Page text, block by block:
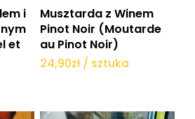
i
et
Dodaj do koszyka
Musztarda z Winem
Pinot Noir (Moutarde
au Pinot Noir)
24,90zł / sztuka